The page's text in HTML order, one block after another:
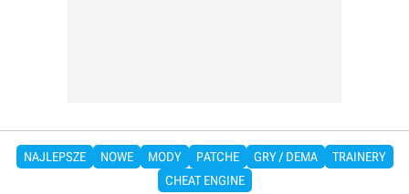
NAJLEPSZE NOWE MODY PATCHE GRY / DEMA
TRAINERY
CHEAT ENGINE